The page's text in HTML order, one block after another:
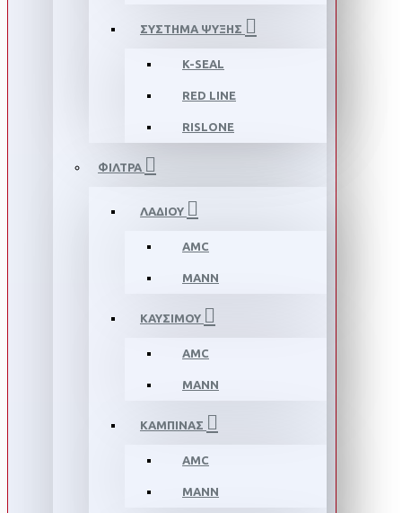
ΣΥΣΤΗΜΑ ΨΥΞΗΣ
K-SEAL
RED LINE
RISLONE
ΦΙΛΤΡΑ
ΛΑΔΙΟΥ
AMC
MANN
ΚΑΥΣΙΜΟΥ
AMC
MANN
ΚΑΜΠΙΝΑΣ
AMC
MANN